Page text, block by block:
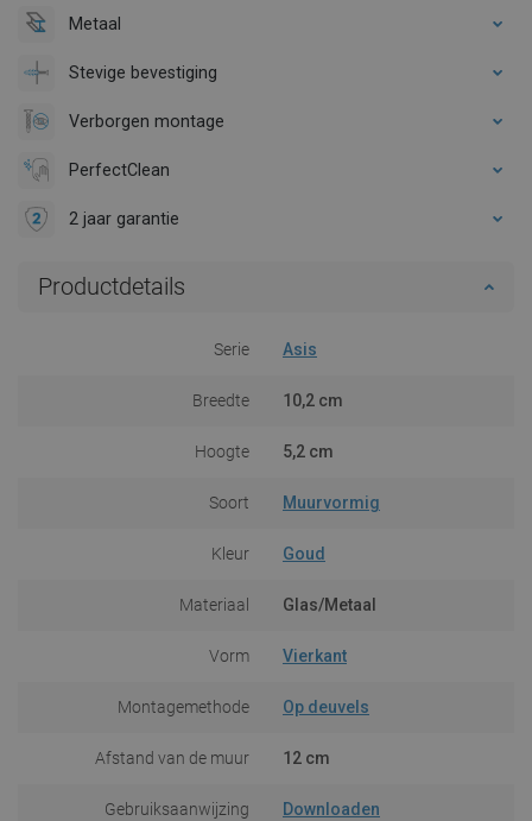
Metaal
Stevige bevestiging
Verborgen montage
PerfectClean
2 jaar garantie
Productdetails
Serie Asis
Breedte 10,2 cm
Hoogte 5,2 cm
Soort Muurvormig
Kleur Goud
Materiaal Glas/Metaal
Vorm Vierkant
Montagemethode Op deuvels
Afstand van de muur 12 cm
Gebruiksaanwijzing Downloaden